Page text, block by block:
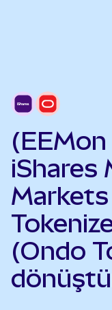
iShares
(Ondo